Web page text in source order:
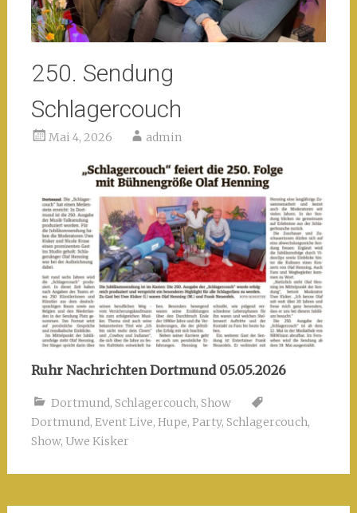
250. Sendung
Schlagercouch
Mai 4, 2026 admin
Ruhr Nachrichten Dortmund 05.05.2026
Dortmund, Schlagercouch, Show
Dortmund, Event Live, Hupe, Party, Schlagercouch,
Show, Uwe Kisker